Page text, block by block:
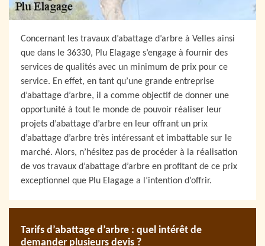
Concernant les travaux d’abattage d’arbre à Velles ainsi
que dans le 36330, Plu Elagage s’engage à fournir des
services de qualités avec un minimum de prix pour ce
service. En effet, en tant qu’une grande entreprise
d’abattage d’arbre, il a comme objectif de donner une
opportunité à tout le monde de pouvoir réaliser leur
projets d’abattage d’arbre en leur offrant un prix
d’abattage d’arbre très intéressant et imbattable sur le
marché. Alors, n’hésitez pas de procéder à la réalisation
de vos travaux d’abattage d’arbre en profitant de ce prix
exceptionnel que Plu Elagage a l’intention d’offrir.
Tarifs d’abattage d’arbre : quel intérêt de
demander plusieurs devis ?